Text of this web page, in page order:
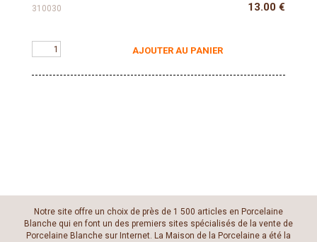
310030 13.00 €
AJOUTER AU PANIER
Notre site offre un choix de près de 1 500 articles en Porcelaine
Blanche qui en font un des premiers sites spécialisés de la vente de
Porcelaine Blanche sur Internet. La Maison de la Porcelaine a été la